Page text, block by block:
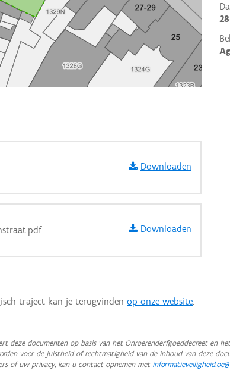
Downloaden
Downloaden
traject kan je terugvindenop onze website.
deze documenten op basis van het Onroerenderfgoeddecreet en
voor de juistheid of rechtmatigheid van de inhoud van deze
of uw privacy, kan u contact opnemen met